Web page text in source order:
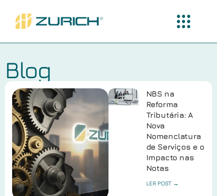
Blog
NBS na
Reforma
Tributária: A
Nova
Nomenclatura
de Serviços e o
Impacto nas
Notas
LER POST →